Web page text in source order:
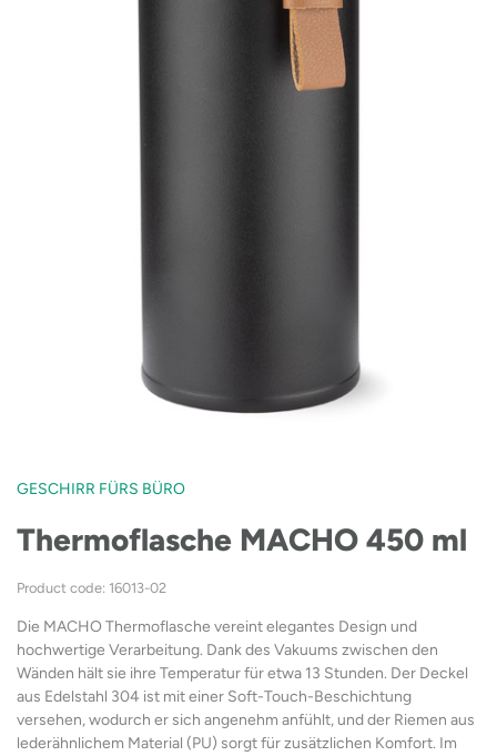
GESCHIRR FÜRS BÜRO
Thermoflasche MACHO 450 ml
Product code: 16013-02
Die MACHO Thermoflasche vereint elegantes Design und
hochwertige Verarbeitung. Dank des Vakuums zwischen den
Wänden hält sie ihre Temperatur für etwa 13 Stunden. Der Deckel
aus Edelstahl 304 ist mit einer Soft-Touch-Beschichtung
versehen, wodurch er sich angenehm anfühlt, und der Riemen aus
lederähnlichem Material (PU) sorgt für zusätzlichen Komfort. Im